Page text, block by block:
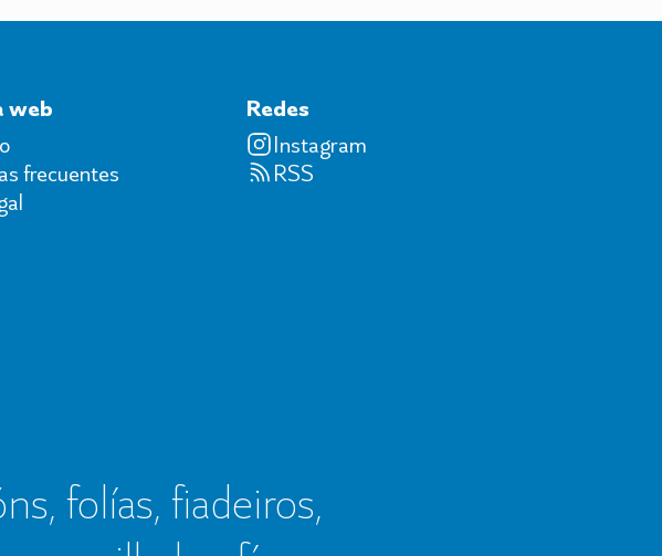
web
frecuentes
Redes
Instagram
RSS
folías, fiadeiros,